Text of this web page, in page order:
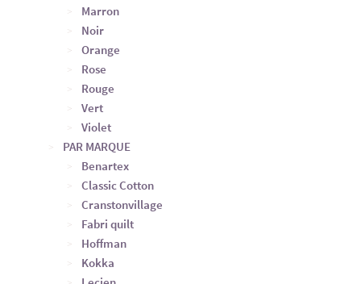
Marron
Noir
Orange
Rose
Rouge
Vert
Violet
PAR MARQUE
Benartex
Classic Cotton
Cranstonvillage
Fabri quilt
Hoffman
Kokka